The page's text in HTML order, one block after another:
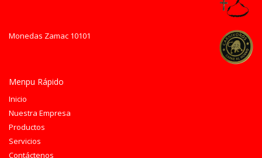
Monedas Zamac 10101
Menpu Rápido
Inicio
Nuestra Empresa
Productos
Servicios
Contáctenos